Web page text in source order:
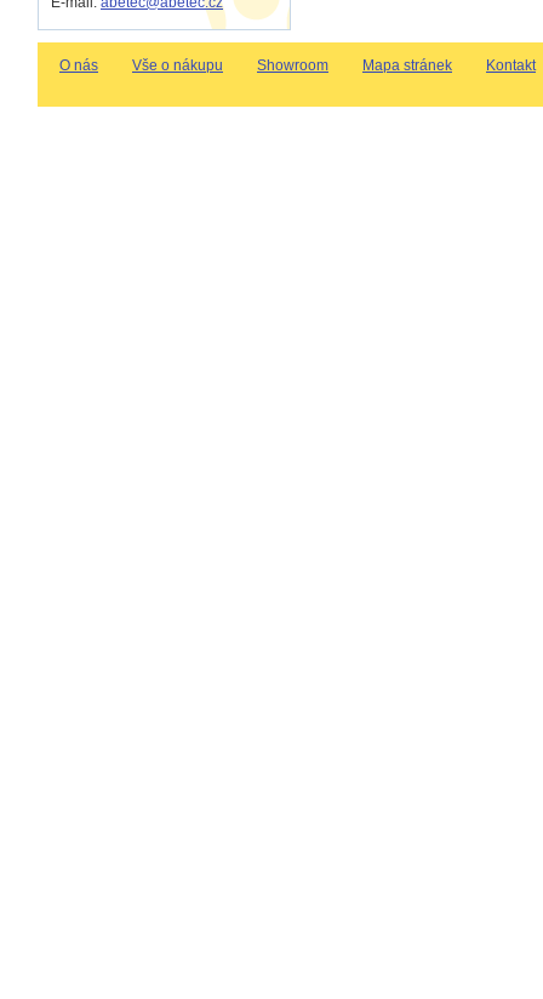
O nás Vše o nákupu Showroom Mapa stránek Kontakt